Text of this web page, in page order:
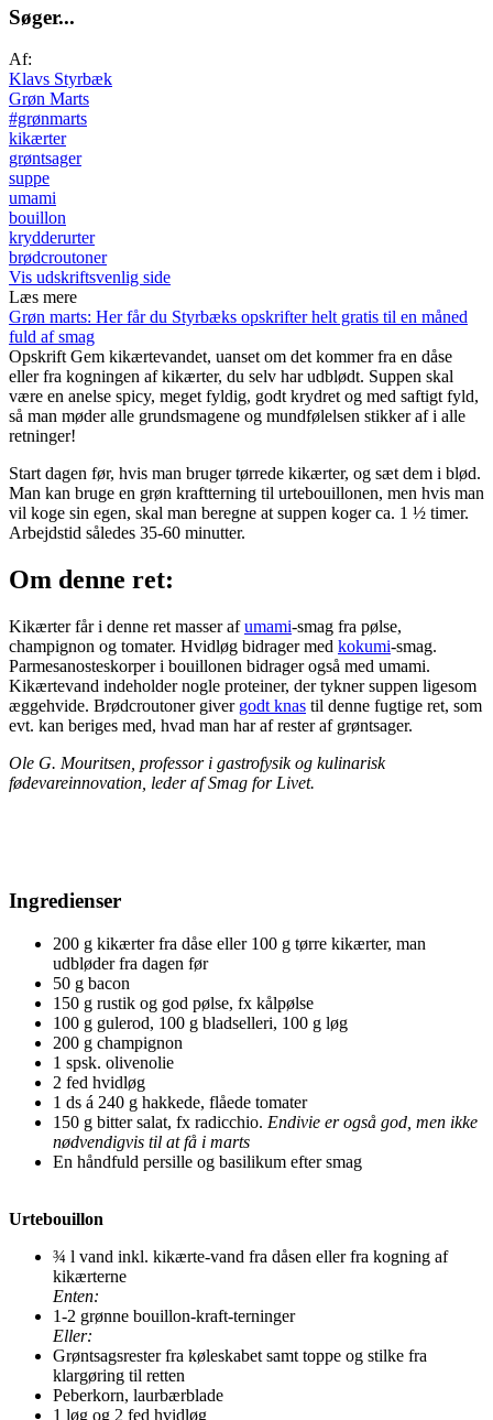
Søger...
Af:
Klavs Styrbæk
Grøn Marts
#grønmarts
kikærter
grøntsager
suppe
umami
bouillon
krydderurter
brødcroutoner
Vis udskriftsvenlig side
Læs mere
Grøn marts: Her får du Styrbæks opskrifter helt gratis til en måned
fuld af smag
OpskriftGem kikærtevandet, uanset om det kommer fra en dåse
eller fra kogningen af kikærter, du selv har udblødt. Suppen skal
være en anelse spicy, meget fyldig, godt krydret og med saftigt fyld,
så man møder alle grundsmagene og mundfølelsen stikker af i alle
retninger!
Start dagen før, hvis man bruger tørrede kikærter, og sæt dem i blød.
Man kan bruge en grøn kraftterning til urtebouillonen, men hvis man
vil koge sin egen, skal man beregne at suppen koger ca. 1 ½ timer.
Arbejdstid således 35-60 minutter.
Om denne ret:
Kikærter får i denne ret masser afumami-smag fra pølse,
champignon og tomater. Hvidløg bidrager med kokumi-smag.
Parmesanosteskorper i bouillonen bidrager også med umami.
Kikærtevand indeholder nogle proteiner, der tykner suppen ligesom
æggehvide. Brødcroutoner giver godt knas til denne fugtige ret, som
evt. kan beriges med, hvad man har af rester af grøntsager.
Ole G. Mouritsen, professor i gastrofysik og kulinarisk
fødevareinnovation, leder af Smag for Livet.
Ingredienser
200 g kikærter fra dåse eller 100 g tørre kikærter, man
udbløder fra dagen før
50 g bacon
150 g rustik og god pølse, fx kålpølse
100 g gulerod, 100 g bladselleri, 100 g løg
200 g champignon
1 spsk. olivenolie
2 fed hvidløg
1 ds á 240 g hakkede, flåede tomater
150 g bitter salat, fx radicchio. Endivie er også god, men ikke
nødvendigvis til at få i marts
En håndfuld persille og basilikum efter smag
Urtebouillon
¾ l vand inkl. kikærte-vand fra dåsen eller fra kogning af
kikærterne
Enten:
1-2 grønne bouillon-kraft-terninger
Eller:
Grøntsagsrester fra køleskabet samt toppe og stilke fra
klargøring til retten
Peberkorn, laurbærblade
1 løg og 2 fed hvidløg